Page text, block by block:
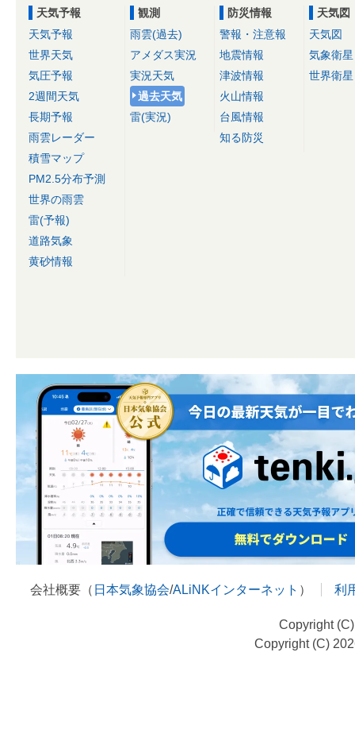
天気予報
天気予報
世界天気
気圧予報
2週間天気
長期予報
雨雲レーダー
積雪マップ
PM2.5分布予測
世界の雨雲
雷(予報)
道路気象
黄砂情報
観測
雨雲(過去)
アメダス実況
実況天気
過去天気
雷(実況)
防災情報
警報・注意報
地震情報
津波情報
火山情報
台風情報
知る防災
天気図
天気図
気象衛星
世界衛星
会社概要（ 日本気象協会/ALiNKインターネット ） 利
Copyright
Copyright (C)